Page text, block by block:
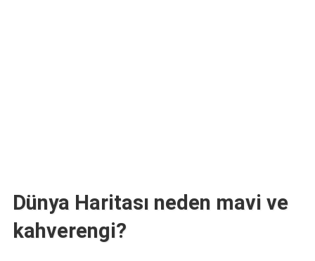
Dünya Haritası neden mavi ve
kahverengi?